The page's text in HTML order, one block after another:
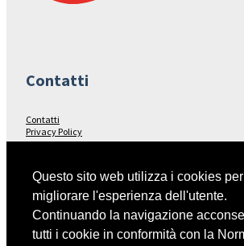
Contatti
Contatti
Privacy Policy
Seguici su…
Facebook
Questo sito web utilizza i cookies per
migliorare l'esperienza dell'utente.
Continuando la navigazione
tutti i cookie in conformità con la